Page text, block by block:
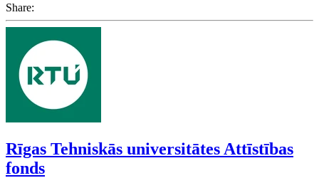
Share:
Rīgas Tehniskās universitātes Attīstības
fonds